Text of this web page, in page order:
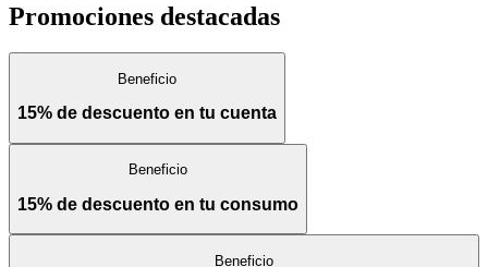
Promociones destacadas
Beneficio
15% de descuento en tu cuenta
Beneficio
15% de descuento en tu consumo
Beneficio